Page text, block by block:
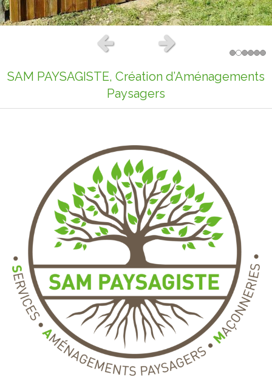
Slide précédentSlide suivant
SAM PAYSAGISTE, Création d’Aménagements
Paysagers